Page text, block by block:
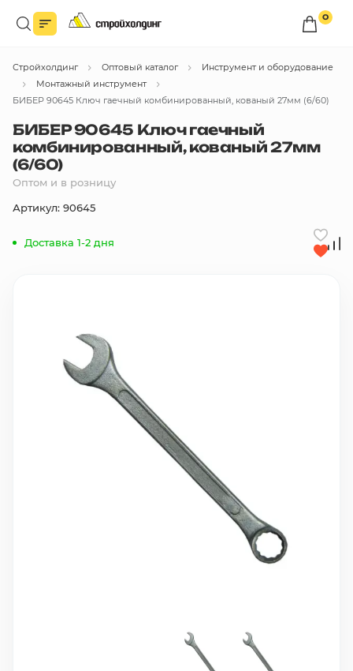
0
Войдите в личный кабинет
Вы сможете оформлять заказы
Каталог товаров
Быстрый заказ по списку
Все
В корзину
Минимальный заказ
+7(495) 988-86-47
Стройхолдинг Оптовый каталог
Инструмент и оборудование
Монтажный инструмент
БИБЕР 90645 Ключ гаечный комбинированный, кованый 27мм (6/60)
БИБЕР 90645 Ключ гаечный
комбинированный, кованый 27мм
(6/60)
Оптом и в розницу
Артикул: 90645
Доставка 1-2 дня